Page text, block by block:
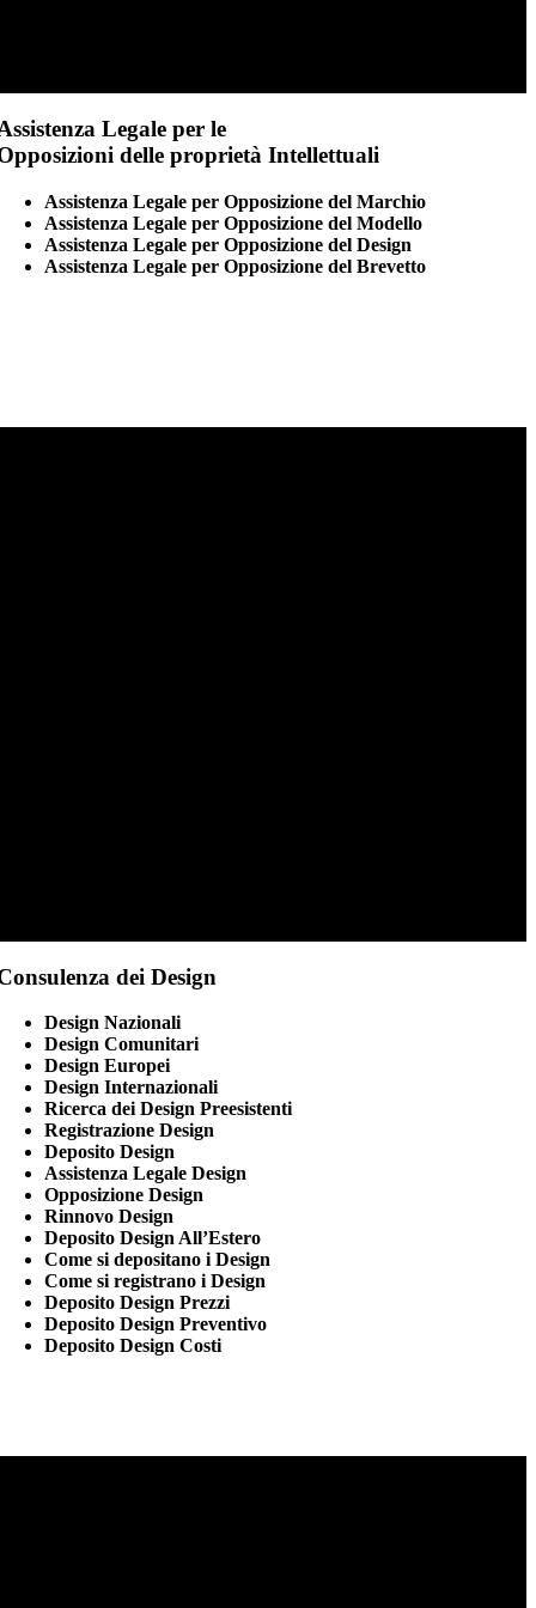
Legale per le
delle proprietà Intellettuali
Assistenza Legale per Opposizione del Marchio
Assistenza Legale per Opposizione del Modello
Assistenza Legale per Opposizione del Design
Assistenza Legale per Opposizione del Brevetto
dei Design
Design Nazionali
Design Comunitari
Design Europei
Design Internazionali
Ricerca dei Design Preesistenti
Registrazione Design
Deposito Design
Assistenza Legale Design
Opposizione Design
Rinnovo Design
Deposito Design All’Estero
Come si depositano i Design
Come si registrano i Design
Deposito Design Prezzi
Deposito Design Preventivo
Deposito Design Costi